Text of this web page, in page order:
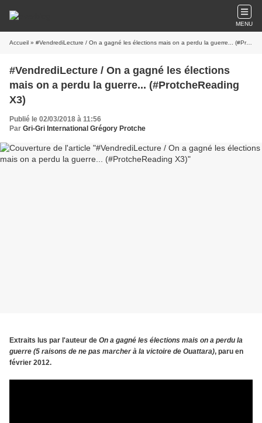
MENU
Accueil » #VendrediLecture / On a gagné les élections mais on a perdu la guerre... (#ProtcheReading X3)
#VendrediLecture / On a gagné les élections
mais on a perdu la guerre... (#ProtcheReading
X3)
Publié le 02/03/2018 à 11:56
Par Gri-Gri International Grégory Protche
Extraits lus par l'auteur de On a gagné les élections mais on a perdu la
guerre (5 raisons de ne pas marcher à la victoire de Ouattara), paru en
février 2012.